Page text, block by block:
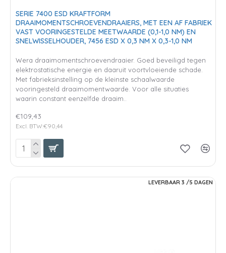
SERIE 7400 ESD KRAFTFORM
DRAAIMOMENTSCHROEVENDRAAIERS, MET EEN AF FABRIEK
VAST VOORINGESTELDE MEETWAARDE (0,1-1,0 NM) EN
SNELWISSELHOUDER, 7456 ESD X 0,3 NM X 0,3-1,0 NM
Wera draaimomentschroevendraaier. Goed beveiligd tegen
elektrostatische energie en daaruit voortvloeiende schade.
Met fabrieksinstelling op de kleinste schaalwaarde
vooringesteld draaimomentwaarde. Voor alle situaties
waarin constant eenzelfde draaim..
€109,43
Excl. BTW:€90,44
LEVERBAAR 3 /5 DAGEN